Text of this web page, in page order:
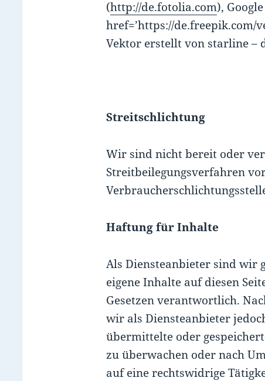
(http://de.fotolia.com),
href=’https://de.freepik.com/
Vektor erstellt von starline –
Streitschlichtung
Wir sind nicht bereit oder
Streitbeilegungsverfahren
Haftung für Inhalte
Als Diensteanbieter sind wir
eigene Inhalte auf diesen
Gesetzen verantwortlich.
wir als Diensteanbieter
übermittelte oder
zu überwachen oder nach
auf eine rechtswidrige